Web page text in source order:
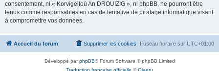
consentement, ni « Korvigelloù An DROUIZIG », ni phpBB, ne pourront être
tenus comme responsables en cas de tentative de piratage informatique visant
à compromettre vos données.
Accueil du forum Fuseau horaire sur UTC+01:00
Supprimer les cookies
Développé parphpBB® Forum Software © phpBB Limited
Traduction française officielle ©Qiaeru